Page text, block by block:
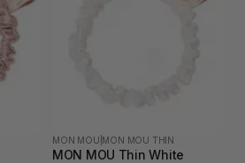
MON MOU MON MOU THIN
MON MOU Thin White